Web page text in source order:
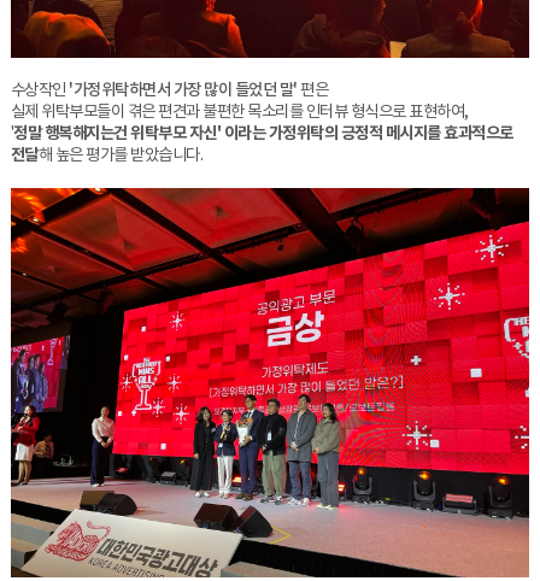
수상작인 '가정위탁하면서 가장 많이 들었던 말'편은
실제 위탁부모들이 겪은 편견과 불편한 목소리를 인터뷰 형식으로 표현하여,
'정말 행복해지는건 위탁부모 자신' 이라는 가정위탁의 긍정적 메시지를 효과적으로
전달해 높은 평가를 받았습니다.